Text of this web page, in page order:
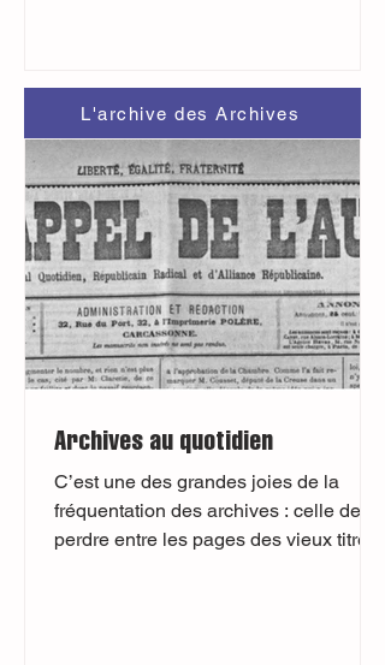
L'archive des Archives
Archives au quotidien
C’est une des grandes joies de la
fréquentation des archives : celle de se
perdre entre les pages des vieux titres